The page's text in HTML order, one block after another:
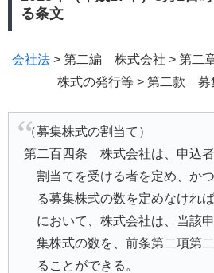
る条文
会社法> 第二編 株式会社 > 第二
株式の発行等 > 第二款 募
（募集株式の割当て）
第二百四条 株式会社は、申込
割当てを受ける者を定め、か
る募集株式の数を定めなけれ
において、株式会社は、当該
集株式の数を、前条第二項第
ることができる。